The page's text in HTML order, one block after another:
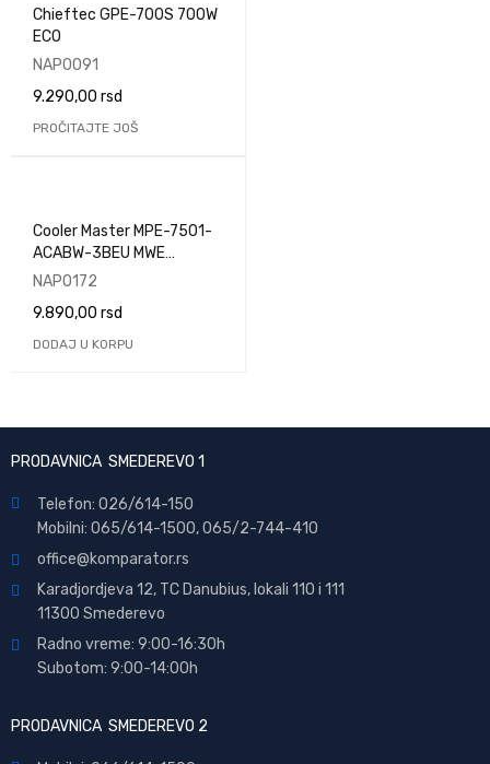
Chieftec GPE-700S 700W
ECO
NAP0091
9.290,00 rsd
PROČITAJTE JOŠ
Cooler Master MPE-7501-
ACABW-3BEU MWE
BRONZE V3 750W
NAP0172
9.890,00 rsd
DODAJ U KORPU
PRODAVNICA SMEDEREVO 1
Telefon: 026/614-150
Mobilni: 065/614-1500, 065/2-744-410
office@komparator.rs
Karadjordjeva 12, TC Danubius, lokali 110 i 111
11300 Smederevo
Radno vreme: 9:00-16:30h
Subotom: 9:00-14:00h
PRODAVNICA SMEDEREVO 2